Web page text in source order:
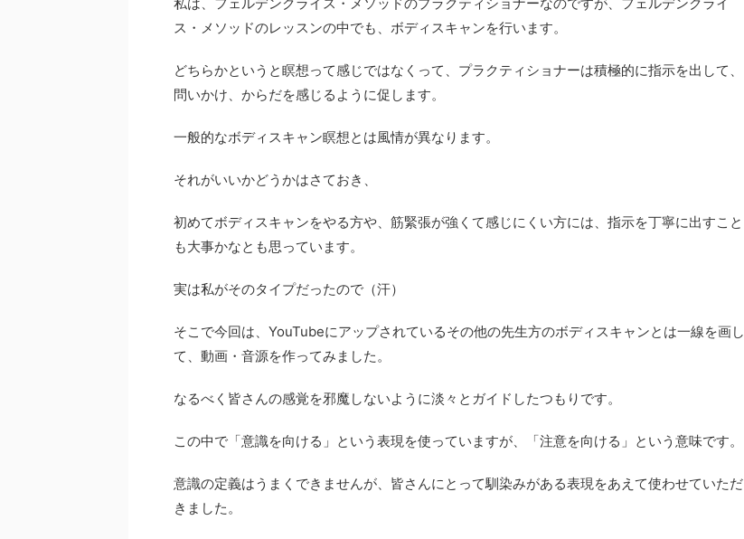
ー
調
は
ー
ス・メソッドのレッスンの中でも、ボディスキャンを行います。
どちらかというと瞑想って感じではなくって、プラクティショナーは積極的に指示を出して、
問いかけ、からだを感じるように促します。
一般的なボディスキャン瞑想とは風情が異なります。
それがいいかどうかはさておき、
初めてボディスキャンをやる方や、筋緊張が強くて感じにくい方には、指示を丁寧に出すこと
も大事かなとも思っています。
実は私がそのタイプだったので（汗）
そこで今回は、YouTubeにアップされているその他の先生方のボディスキャンとは一線を画し
て、動画・音源を作ってみました。
なるべく皆さんの感覚を邪魔しないように淡々とガイドしたつもりです。
この中で「意識を向ける」という表現を使っていますが、「注意を向ける」という意味です。
意識の定義はうまくできませんが、皆さんにとって馴染みがある表現をあえて使わせていただ
きました。